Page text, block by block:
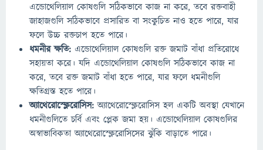
এন্ডোথেলিয়াল কোষগুলি সঠিকভাবে কাজ না করে, তবে রক্তবাহী
জাহাজগুলি সঠিকভাবে প্রসারিত বা সংকুচিত নাও হতে পারে, যার
ফলে উচ্চ রক্তচাপ হতে পারে।
ধমনীর ক্ষতি: এন্ডোথেলিয়াল কোষগুলি রক্ত জমাট বাঁধা প্রতিরোধে
সহায়তা করে। যদি এন্ডোথেলিয়াল কোষগুলি সঠিকভাবে কাজ না
করে, তবে রক্ত জমাট বাঁধা হতে পারে, যার ফলে ধমনীগুলি
ক্ষতিগ্রস্ত হতে পারে।
অ্যাথেরোস্ক্লেরোসিস: অ্যাথেরোস্ক্লেরোসিস হল একটি অবস্থা যেখানে
ধমনীগুলিতে চর্বি এবং প্লেক জমা হয়। এন্ডোথেলিয়াল কোষগুলির
অস্বাভাবিকতা অ্যাথেরোস্ক্লেরোসিসের ঝুঁকি বাড়াতে পারে।